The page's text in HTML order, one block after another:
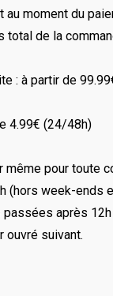
au moment du
total de la
: à partir de
4.99€ (24/48h)
même pour toute
(hors week-ends
passées après
ouvré suivant.